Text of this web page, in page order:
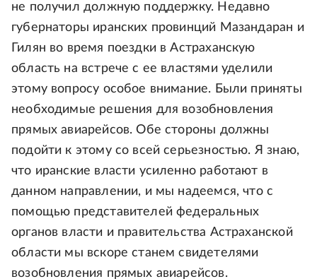
не получил должную поддержку. Недавно
губернаторы иранских провинций Мазандаран и
Гилян во время поездки в Астраханскую
область на встрече с ее властями уделили
этому вопросу особое внимание. Были приняты
необходимые решения для возобновления
прямых авиарейсов. Обе стороны должны
подойти к этому со всей серьезностью. Я знаю,
что иранские власти усиленно работают в
данном направлении, и мы надеемся, что с
помощью представителей федеральных
органов власти и правительства Астраханской
области мы вскоре станем свидетелями
возобновления прямых авиарейсов.